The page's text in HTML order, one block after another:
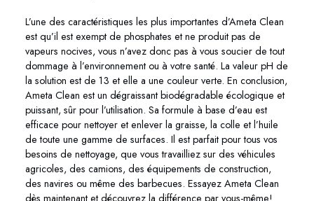
L’une des caractéristiques les plus importantes d’Ameta Clean
est qu’il est exempt de phosphates et ne produit pas de
vapeurs nocives, vous n’avez donc pas à vous soucier de tout
dommage à l’environnement ou à votre santé. La valeur pH de
la solution est de 13 et elle a une couleur verte. En conclusion,
Ameta Clean est un dégraissant biodégradable écologique et
puissant, sûr pour l’utilisation. Sa formule à base d’eau est
efficace pour nettoyer et enlever la graisse, la colle et l’huile
de toute une gamme de surfaces. Il est parfait pour tous vos
besoins de nettoyage, que vous travailliez sur des véhicules
agricoles, des camions, des équipements de construction,
des navires ou même des barbecues. Essayez Ameta Clean